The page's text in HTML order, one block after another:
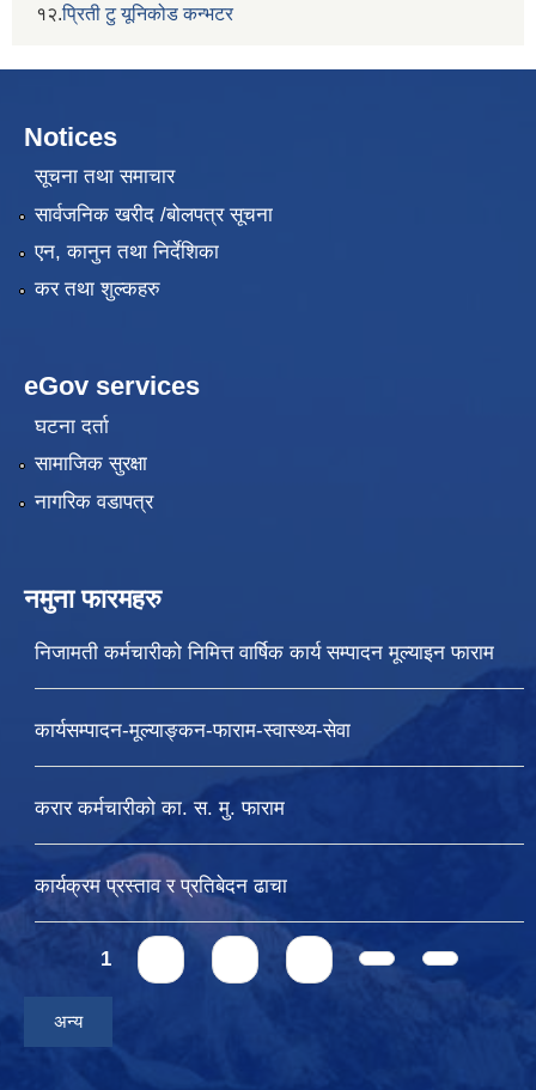
१२.प्रिती टु यूनिकोड कन्भटर
Notices
सूचना तथा समाचार
सार्वजनिक खरीद /बोलपत्र सूचना
एन, कानुन तथा निर्देशिका
कर तथा शुल्कहरु
eGov services
घटना दर्ता
सामाजिक सुरक्षा
नागरिक वडापत्र
नमुना फारमहरु
निजामती कर्मचारीको निमित्त वार्षिक कार्य सम्पादन मूल्याइन फाराम
कार्यसम्पादन-मूल्याङ्कन-फाराम-स्वास्थ्य-सेवा
करार कर्मचारीको का. स. मु. फाराम
कार्यक्रम प्रस्ताव र प्रतिबेदन ढाचा
Pages
1
अन्य